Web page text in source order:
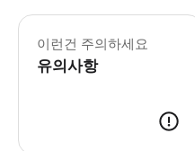
이런건 주의하세요
유의사항